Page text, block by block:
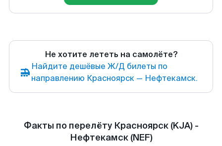
Не хотите лететь на самолёте?
Найдите дешёвые Ж/Д билеты по
направлению Красноярск — Нефтекамск.
Факты по перелёту Красноярск (KJA) -
Нефтекамск (NEF)